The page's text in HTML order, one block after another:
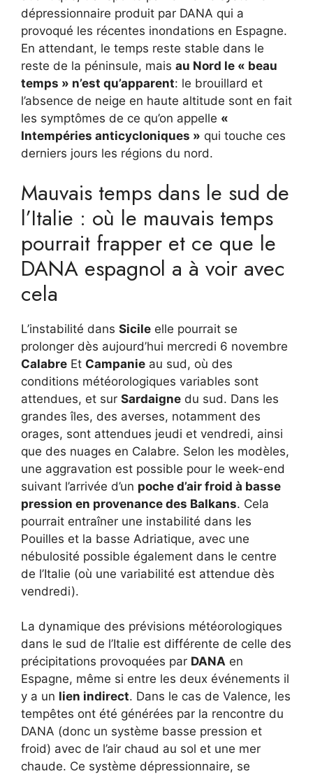
dépressionnaire produit par DANA qui a
provoqué les récentes inondations en Espagne.
En attendant, le temps reste stable dans le
reste de la péninsule, mais au Nord le « beau
temps » n’est qu’apparent: le brouillard et
l’absence de neige en haute altitude sont en fait
les symptômes de ce qu’on appelle «
Intempéries anticycloniques » qui touche ces
derniers jours les régions du nord.
Mauvais temps dans le sud de
l’Italie : où le mauvais temps
pourrait frapper et ce que le
DANA espagnol a à voir avec
cela
L’instabilité dans Sicile elle pourrait se
prolonger dès aujourd’hui mercredi 6 novembre
Calabre Et Campanie au sud, où des
conditions météorologiques variables sont
attendues, et sur Sardaigne du sud. Dans les
grandes îles, des averses, notamment des
orages, sont attendues jeudi et vendredi, ainsi
que des nuages ​​en Calabre. Selon les modèles,
une aggravation est possible pour le week-end
suivant l’arrivée d’un poche d’air froid à basse
pression en provenance des Balkans. Cela
pourrait entraîner une instabilité dans les
Pouilles et la basse Adriatique, avec une
nébulosité possible également dans le centre
de l’Italie (où une variabilité est attendue dès
vendredi).
La dynamique des prévisions météorologiques
dans le sud de l’Italie est différente de celle des
précipitations provoquées par DANA en
Espagne, même si entre les deux événements il
y a un lien indirect. Dans le cas de Valence, les
tempêtes ont été générées par la rencontre du
DANA (donc un système basse pression et
froid) avec de l’air chaud au sol et une mer
chaude. Ce système dépressionnaire, se